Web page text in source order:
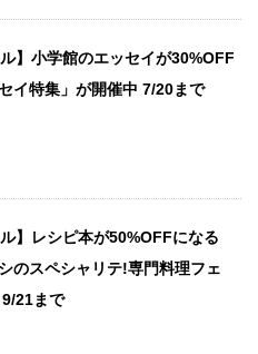
】小学館のエッセイが30%OFF
イ特集」が開催中 7/20まで
】レシピ本が50%OFFになる
のスペシャリテ!専門料理フェ
21まで